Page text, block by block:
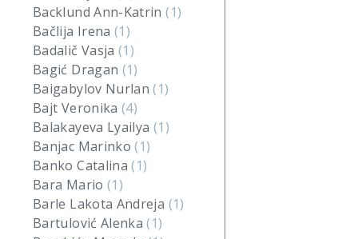
Backlund Ann-Katrin(1)
Bačlija Irena(1)
Badalič Vasja(1)
Bagić Dragan (1)
Baigabylov Nurlan(1)
Bajt Veronika(4)
Balakayeva Lyailya (1)
Banjac Marinko(1)
Banko Catalina(1)
Bara Mario (1)
Barle Lakota Andreja (1)
Bartulović Alenka(1)